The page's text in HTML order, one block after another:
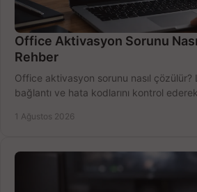
Office Aktivasyon Sorunu
Rehber
Office aktivasyon sorunu nasıl çözülür?
bağlantı ve hata kodlarını kontrol
1 Ağustos 2026